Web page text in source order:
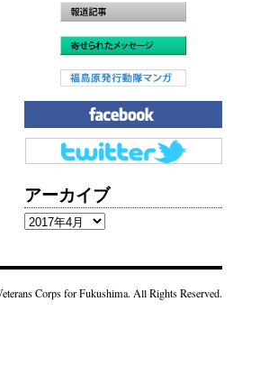
アーカイブ
ア
ブCorps for Fukushima. All Rights Reserved.